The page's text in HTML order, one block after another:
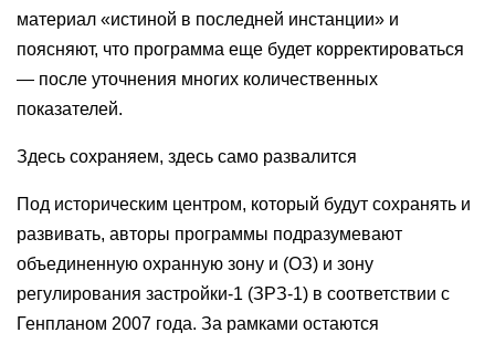
материал «истиной в последней инстанции» и
поясняют, что программа еще будет корректироваться
— после уточнения многих количественных
показателей.
Здесь сохраняем, здесь само развалится
Под историческим центром, который будут сохранять и
развивать, авторы программы подразумевают
объединенную охранную зону и (ОЗ) и зону
регулирования застройки-1 (ЗРЗ-1) в соответствии с
Генпланом 2007 года. За рамками остаются